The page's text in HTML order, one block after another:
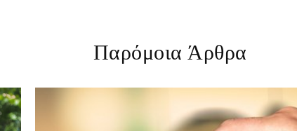
Παρόμοια Άρθρα